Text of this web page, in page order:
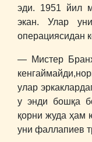
эди. 1951 йил
экан. Улар
операциясидан
― Мистер
улар
у энди бошқа
қорни жуда ҳам
уни фаллапиев